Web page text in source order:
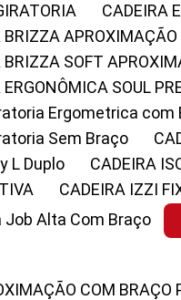
CADEIRA
BRIZZA
BRIZZA SOFT
ERGONÔMICA SOUL
Ergometrica com
Sem Braço
L Duplo
CADEIRA
CADEIRA IZZI
Job Alta Com Braço
COM BRAÇO